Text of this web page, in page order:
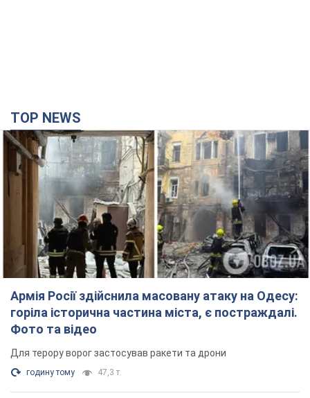
Армія Росії здійснила масовану атаку на Одесу:
горіла історична частина міста, є постраждалі.
Фото та відео
Для терору ворог застосував ракети та дрони
годину тому 47,3 т.
Нардепи взяли гроші з бюджету на оренду
елітних квартир у Києві: хто з парламентарів
просив кошти та де поселився
Як працює особлива соціальна гарантія та хто нею